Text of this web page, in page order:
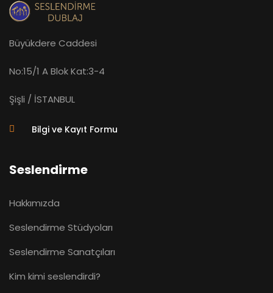
Büyükdere Caddesi
No:15/1 A Blok Kat:3-4
Şişli / İSTANBUL
Bilgi ve Kayıt Formu
Seslendirme
Hakkımızda
Seslendirme Stüdyoları
Seslendirme Sanatçıları
Kim kimi seslendirdi?